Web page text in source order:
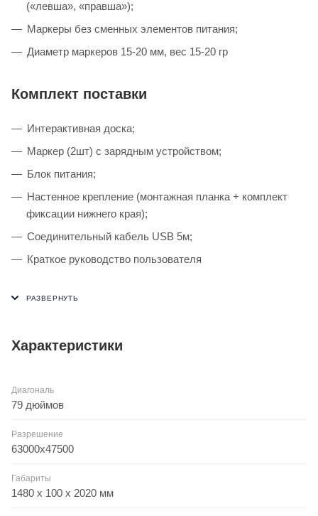
(«левша», «правша»);
Маркеры без сменных элементов питания;
Диаметр маркеров 15-20 мм, вес 15-20 гр
Комплект поставки
Интерактивная доска;
Маркер (2шт) с зарядным устройством;
Блок питания;
Настенное крепление (монтажная планка + комплект
фиксации нижнего края);
Cоединительный кабель USB 5м;
Краткое руководство пользователя
Характеристики
Диагональ
79 дюймов
Разрешение
63000х47500
Габариты
1480 x 100 x 2020 мм